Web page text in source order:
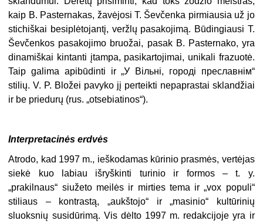
kaip B. Pasternakas, žavėjosi T. Ševčenka pirmiausia už jo
stichiškai besiplėtojantį, veržlų pasakojimą. Būdingiausi T.
Ševčenkos pasakojimo bruožai, pasak B. Pasternako, yra
dinamiškai kintanti įtampa, pasikartojimai, unikali frazuotė.
Taip galima apibūdinti ir „У Вільні, городі преславнім“
stilių. V. P. Bložei pavyko jį perteikti nepaprastai sklandžiai
ir be priedurų (rus. „otsebiatinos“).
Interpretacinės erdvės
Atrodo, kad 1997 m., ieškodamas kūrinio prasmės, vertėjas
siekė kuo labiau išryškinti turinio ir formos – t. y.
„prakilnaus“ siužeto meilės ir mirties tema ir „vox populi“
stiliaus – kontrastą, „aukštojo“ ir „masinio“ kultūrinių
sluoksnių susidūrimą. Vis dėlto 1997 m. redakcijoje yra ir